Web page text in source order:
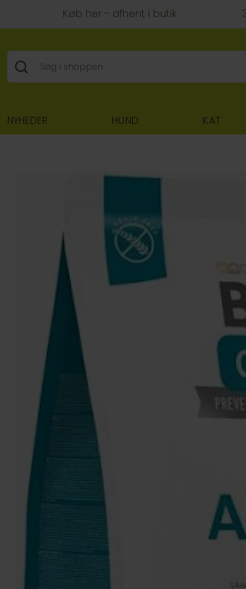
Køb her - afhent i butik
NYHEDER HUND KAT